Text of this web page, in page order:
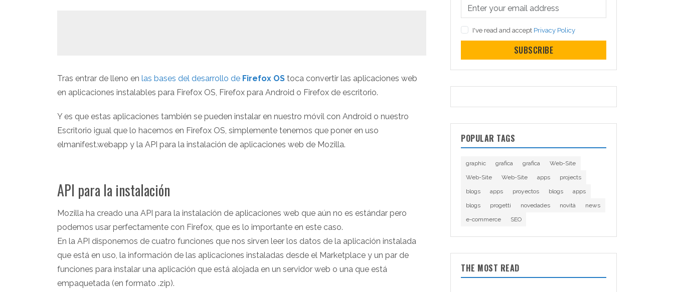
Tras entrar de lleno en las bases del desarrollo de Firefox OS toca convertir las aplicaciones web
en aplicaciones instalables para Firefox OS, Firefox para Android o Firefox de escritorio.
Y es que estas aplicaciones también se pueden instalar en nuestro móvil con Android o nuestro
Escritorio igual que lo hacemos en Firefox OS, simplemente tenemos que poner en uso
elmanifest.webapp y la API para la instalación de aplicaciones web de Mozilla.
API para la instalación
Mozilla ha creado una API para la instalación de aplicaciones web que aún no es estándar pero
podemos usar perfectamente con Firefox, que es lo importante en este caso.
En la API disponemos de cuatro funciones que nos sirven leer los datos de la aplicación instalada
que está en uso, la información de las aplicaciones instaladas desde el Marketplace y un par de
funciones para instalar una aplicación que está alojada en un servidor web o una que está
empaquetada (en formato .zip).
I've read and accept Privacy Policy
SUBSCRIBE
POPULAR TAGS
graphic grafica grafica
Web-Site
Web-Site
Web-Site apps
projects
blogs
apps proyectos blogs
apps
blogs
progetti novedades novità
news
e-commerce
SEO
THE MOST READ